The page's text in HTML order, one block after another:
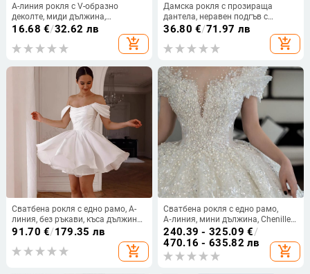
А-линия рокля с V-образно
деколте, миди дължина,
флорална шарка, полиестер
16.68 €/32.62 лв
add_shopping_cart
Дамска рокля с прозираща
дантела, неравен подгъв с
страничен разрез, без ръкави,
36.80 €/71.97 лв
add_shopping_cart
Сватбена рокля с едно рамо, А-
линия, без ръкави, къса дължина,
полиестер 50-70%
91.70 €/179.35 лв
add_shopping_cart
Сватбена рокля с едно рамо,
А‑линия, мини дължина, Chenille
плат с еластан, пролет 2024
240.39 - 325.09 €/
470.16 - 635.82 лв
add_shopping_cart